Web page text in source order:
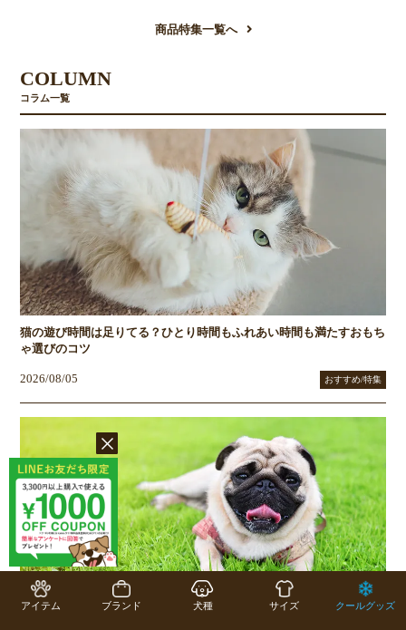
アイテム ブランド 犬種 サイズ クールグッズ
商品特集一覧へ
COLUMN
コラム一覧
猫の遊び時間は足りてる？ひとり時間もふれあい時間も満たすおもち
ゃ選びのコツ
2026/08/05 おすすめ/特集